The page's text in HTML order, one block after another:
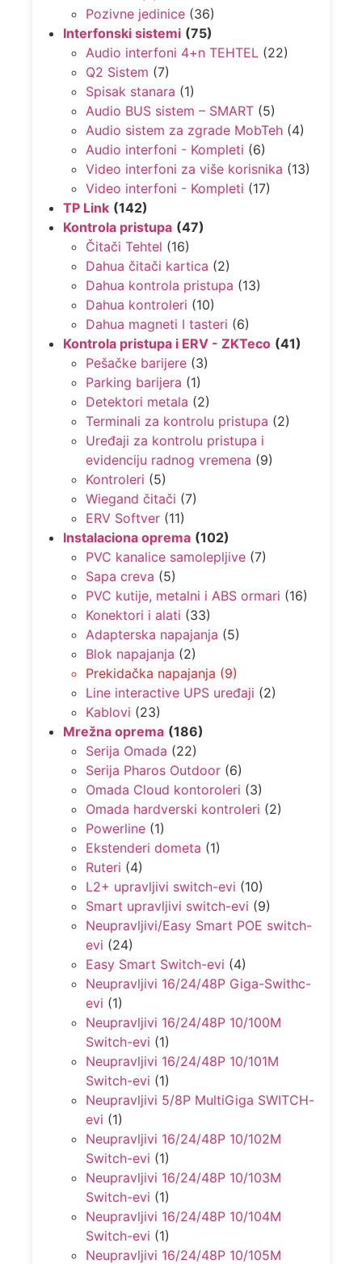
Pozivne jedinice (36)
Interfonski sistemi (75)
Audio interfoni 4+n TEHTEL (22)
Q2 Sistem (7)
Spisak stanara (1)
Audio BUS sistem – SMART (5)
Audio sistem za zgrade MobTeh (4)
Audio interfoni - Kompleti (6)
Video interfoni za više korisnika (13)
Video interfoni - Kompleti (17)
TP Link (142)
Kontrola pristupa (47)
Čitači Tehtel (16)
Dahua čitači kartica (2)
Dahua kontrola pristupa (13)
Dahua kontroleri (10)
Dahua magneti I tasteri (6)
Kontrola pristupa i ERV - ZKTeco (41)
Pešačke barijere (3)
Parking barijera (1)
Detektori metala (2)
Terminali za kontrolu pristupa (2)
Uređaji za kontrolu pristupa i
evidenciju radnog vremena (9)
Kontroleri (5)
Wiegand čitači (7)
ERV Softver (11)
Instalaciona oprema (102)
PVC kanalice samolepljive (7)
Sapa creva (5)
PVC kutije, metalni i ABS ormari (16)
Konektori i alati (33)
Adapterska napajanja (5)
Blok napajanja (2)
Prekidačka napajanja (9)
Line interactive UPS uređaji (2)
Kablovi (23)
Mrežna oprema (186)
Serija Omada (22)
Serija Pharos Outdoor (6)
Omada Cloud kontoroleri (3)
Omada hardverski kontroleri (2)
Powerline (1)
Ekstenderi dometa (1)
Ruteri (4)
L2+ upravljivi switch-evi (10)
Smart upravljivi switch-evi (9)
Neupravljivi/Easy Smart POE switch-
evi (24)
Easy Smart Switch-evi (4)
Neupravljivi 16/24/48P Giga-Swithc-
evi (1)
Neupravljivi 16/24/48P 10/100M
Switch-evi (1)
Neupravljivi 16/24/48P 10/101M
Switch-evi (1)
Neupravljivi 5/8P MultiGiga SWITCH-
evi (1)
Neupravljivi 16/24/48P 10/102M
Switch-evi (1)
Neupravljivi 16/24/48P 10/103M
Switch-evi (1)
Neupravljivi 16/24/48P 10/104M
Switch-evi (1)
Neupravljivi 16/24/48P 10/105M